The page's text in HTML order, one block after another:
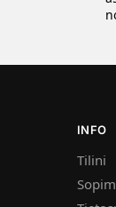
INFO
Tilini